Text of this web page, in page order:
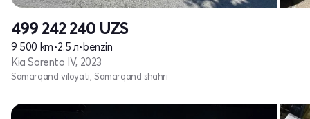
499 242 240 UZS
9 500 km•2.5 л• benzin
Kia Sorento IV, 2023
Samarqand viloyati, Samarqand shahri